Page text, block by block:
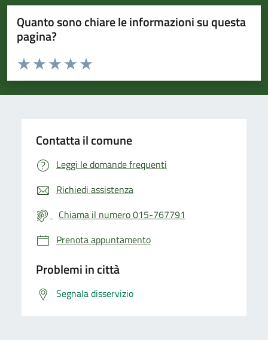
Quanto sono chiare le informazioni su questa
pagina?
Valuta da 1 a 5 stelle la pagina
Valuta 5 stelle su 5
Valuta 4 stelle su 5
Valuta 3 stelle su 5
Valuta 2 stelle su 5
Valuta 1 stelle su 5
Contatta il comune
Leggi le domande frequenti
Richiedi assistenza
Chiama il numero 015-767791
Prenota appuntamento
Problemi in città
Segnala disservizio